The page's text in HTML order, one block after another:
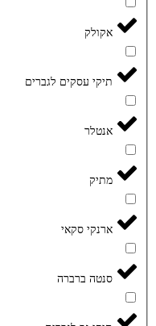
אקולק
תיקי עסקים לגברים
אנטלר
מתיק
ארנקי סקאי
סנטה ברברה